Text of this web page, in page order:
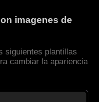
imagenes de
siguientes plantillas
cambiar la apariencia